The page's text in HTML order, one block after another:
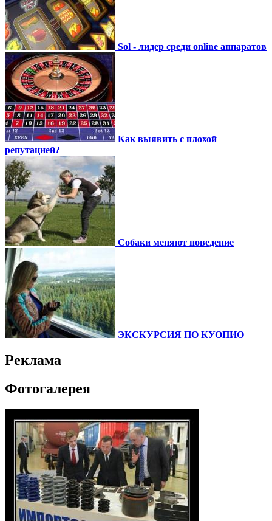
Sol - лидер среди online аппаратов
Как выявить с плохой
репутацией?
Собаки меняют поведение
ЭКСКУРСИЯ ПО КУОПИО
Реклама
Фотогалерея